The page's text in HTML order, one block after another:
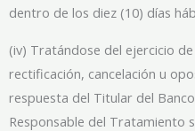
dentro de los diez (10) días
(iv) Tratándose del ejercicio
rectificación, cancelación u
respuesta del Titular del
Responsable del Tratamiento